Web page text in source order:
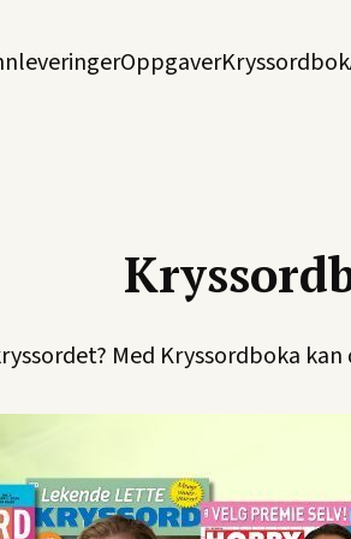
OppgaverKryssordbok
Med Kryssordboka